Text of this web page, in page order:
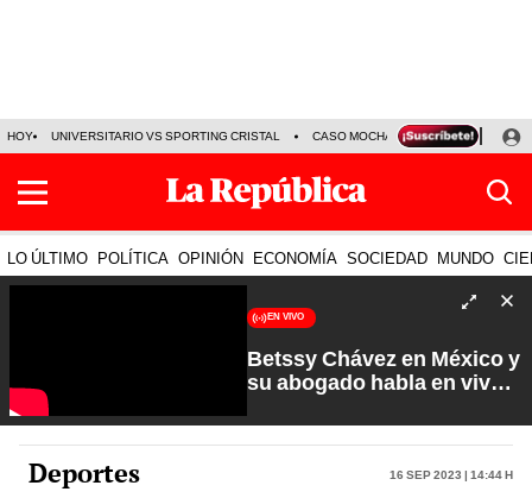
HOY UNIVERSITARIO VS SPORTING CRISTAL CASO MOCHASUELDOS
LO ÚLTIMO POLÍTICA OPINIÓN ECONOMÍA SOCIEDAD MUNDO
EN VIVO
Betssy Chávez en México y
su abogado habla en vivo |
Carlos Cornejo
Deportes 16 Sep 2023 | 14:44 h